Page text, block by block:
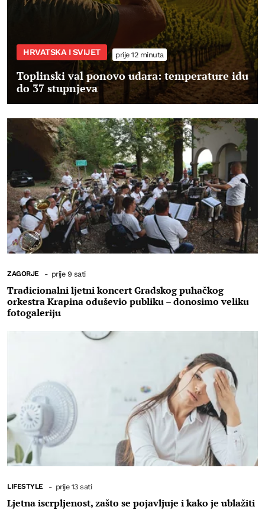
HRVATSKA I SVIJET prije 12 minuta
Toplinski val ponovo udara: temperature idu
do 37 stupnjeva
ZAGORJE - prije 9 sati
Tradicionalni ljetni koncert Gradskog puhačkog
orkestra Krapina oduševio publiku – donosimo veliku
fotogaleriju
LIFESTYLE - prije 13 sati
Ljetna iscrpljenost, zašto se pojavljuje i kako je ublažiti